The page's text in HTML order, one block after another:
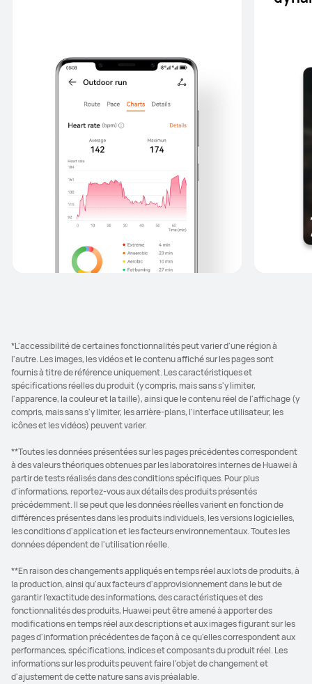
*L'accessibilité de certaines fonctionnalités peut varier d'une région à
l'autre. Les images, les vidéos et le contenu affiché sur les pages sont
fournis à titre de référence uniquement. Les caractéristiques et
spécifications réelles du produit (y compris, mais sans s'y limiter,
l'apparence, la couleur et la taille), ainsi que le contenu réel de l'affichage (y
compris, mais sans s'y limiter, les arrière-plans, l'interface utilisateur, les
icônes et les vidéos) peuvent varier.
**Toutes les données présentées sur les pages précédentes correspondent
à des valeurs théoriques obtenues par les laboratoires internes de Huawei à
partir de tests réalisés dans des conditions spécifiques. Pour plus
d'informations, reportez-vous aux détails des produits présentés
précédemment. Il se peut que les données réelles varient en fonction de
différences présentes dans les produits individuels, les versions logicielles,
les conditions d'application et les facteurs environnementaux. Toutes les
données dépendent de l'utilisation réelle.
**En raison des changements appliqués en temps réel aux lots de produits, à
la production, ainsi qu'aux facteurs d'approvisionnement dans le but de
garantir l'exactitude des informations, des caractéristiques et des
fonctionnalités des produits, Huawei peut être amené à apporter des
modifications en temps réel aux descriptions et aux images figurant sur les
pages d'information précédentes de façon à ce qu'elles correspondent aux
performances, spécifications, indices et composants du produit réel. Les
informations sur les produits peuvent faire l'objet de changement et
d'ajustement de cette nature sans avis préalable.